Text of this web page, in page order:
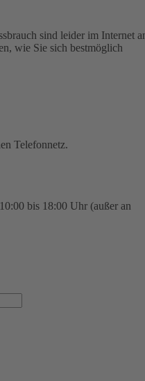
sind leider im Internet
wie Sie sich bestmöglich
Telefonnetz.
bis 18:00 Uhr (außer an